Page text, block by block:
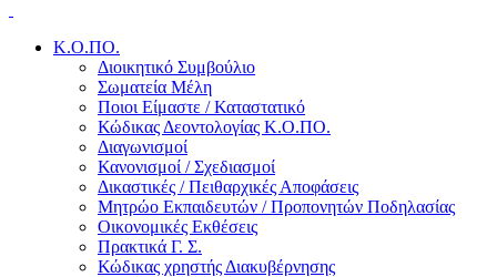
Κ.Ο.ΠΟ.
Διοικητικό Συμβούλιο
Σωματεία Μέλη
Ποιοι Είμαστε / Καταστατικό
Κώδικας Δεοντολογίας Κ.Ο.ΠΟ.
Διαγωνισμοί
Κανονισμοί / Σχεδιασμοί
Δικαστικές / Πειθαρχικές Αποφάσεις
Μητρώο Εκπαιδευτών / Προπονητών Ποδηλασίας
Οικονομικές Εκθέσεις
Πρακτικά Γ. Σ.
Κώδικας χρηστής Διακυβέρνησης